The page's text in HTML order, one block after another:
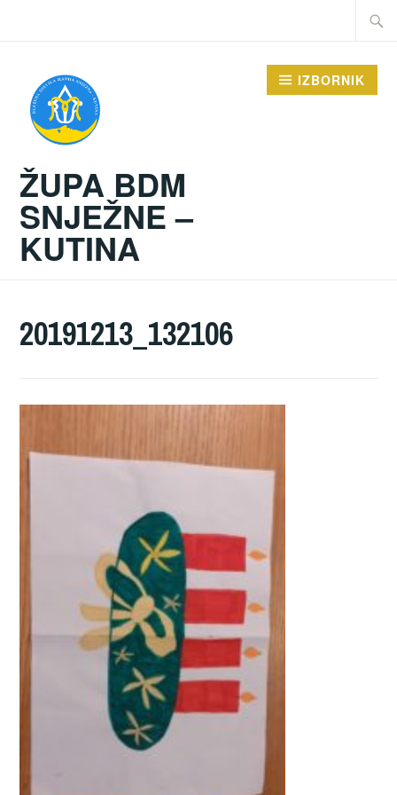
Traži:
ŽUPA BDM
SNJEŽNE –
KUTINA
IZBORNIK
20191213_132106